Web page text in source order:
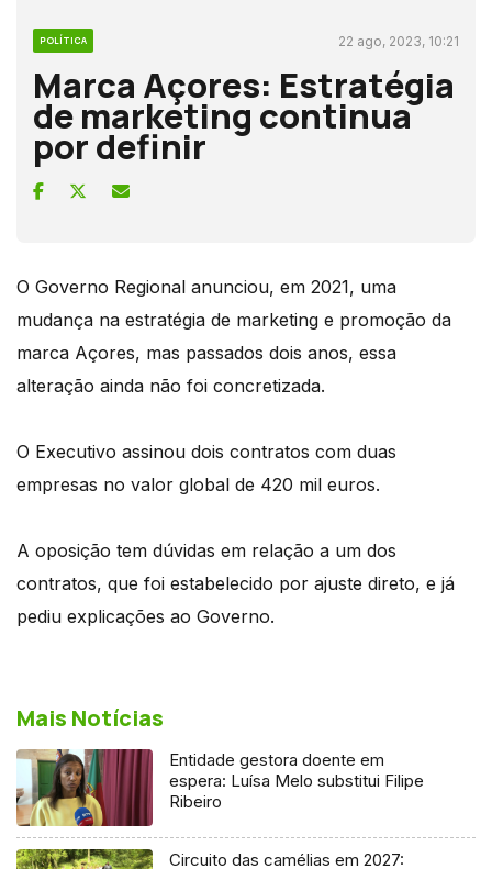
POLÍTICA 22 ago, 2023, 10:21
Marca Açores: Estratégia
de marketing continua
por definir
O Governo Regional anunciou, em 2021, uma
mudança na estratégia de marketing e promoção da
marca Açores, mas passados dois anos, essa
alteração ainda não foi concretizada.
O Executivo assinou dois contratos com duas
empresas no valor global de 420 mil euros.
A oposição tem dúvidas em relação a um dos
contratos, que foi estabelecido por ajuste direto, e já
pediu explicações ao Governo.
Mais Notícias
Entidade gestora doente em
espera: Luísa Melo substitui Filipe
Ribeiro
Circuito das camélias em 2027: